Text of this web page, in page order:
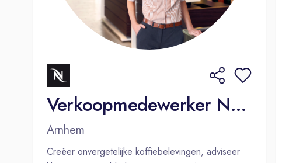
Verkoopmedewerker Nespresso Arnhem
Arnhem
Creëer onvergetelijke koffiebelevingen, adviseer